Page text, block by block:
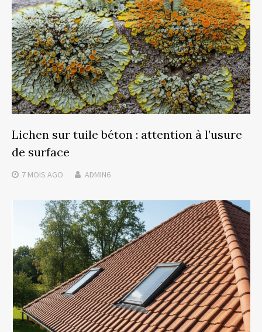
Lichen sur tuile béton : attention à l’usure
de surface
7 MOIS AGO ADMIN6